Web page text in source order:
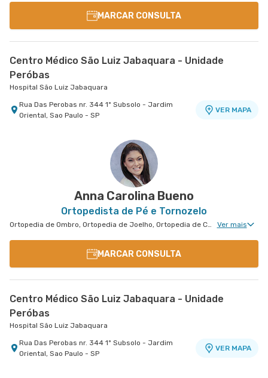
MARCAR CONSULTA
Centro Médico São Luiz Jabaquara - Unidade
Peróbas
Hospital São Luiz Jabaquara
Rua Das Perobas nr. 344 1º Subsolo - Jardim
Oriental, Sao Paulo - SP
VER MAPA
Anna Carolina Bueno
Ortopedista de Pé e Tornozelo
Ortopedia de Ombro, Ortopedia de Joelho, Ortopedia de Coluna, Ortopedia Geral, Cirurgia de Joelho, Cirurgia de Coluna, Cirurgia de Ombro, Cirurgia de Pé e Tornozelo Ver mais
MARCAR CONSULTA
Centro Médico São Luiz Jabaquara - Unidade
Peróbas
Hospital São Luiz Jabaquara
Rua Das Perobas nr. 344 1º Subsolo - Jardim
Oriental, Sao Paulo - SP
VER MAPA